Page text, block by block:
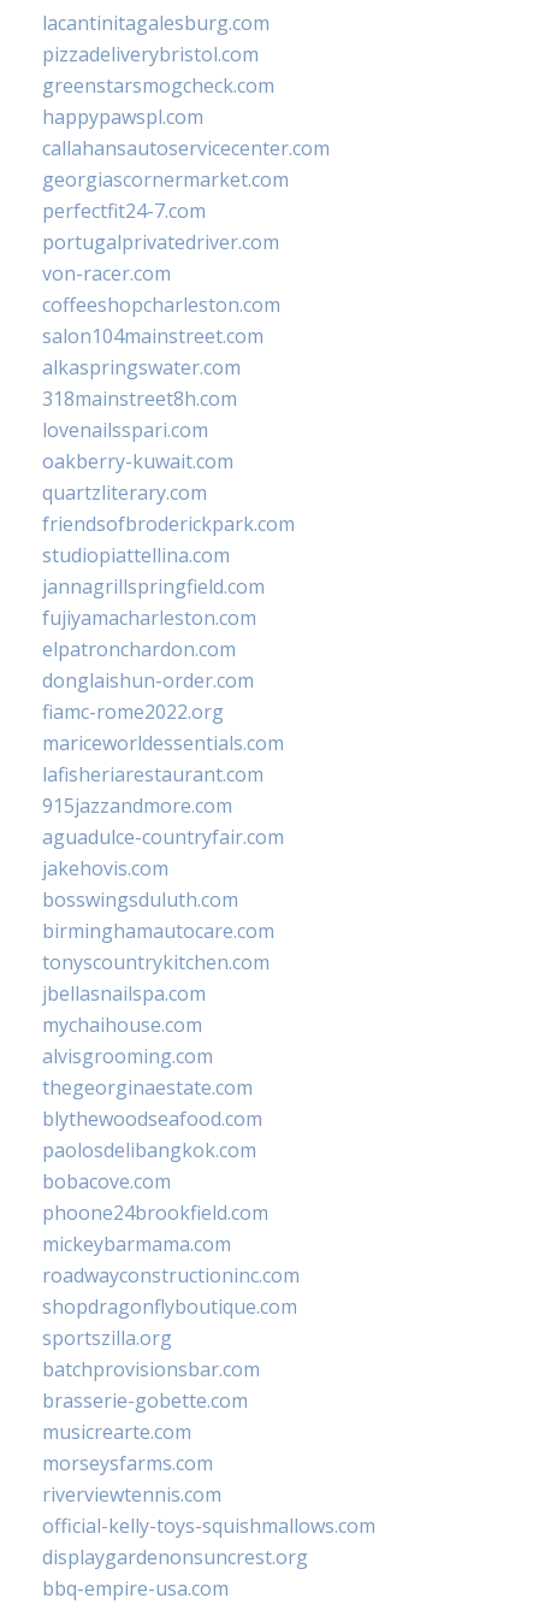
lacantinitagalesburg.com
pizzadeliverybristol.com
greenstarsmogcheck.com
happypawspl.com
callahansautoservicecenter.com
georgiascornermarket.com
perfectfit24-7.com
portugalprivatedriver.com
von-racer.com
coffeeshopcharleston.com
salon104mainstreet.com
alkaspringswater.com
318mainstreet8h.com
lovenailsspari.com
oakberry-kuwait.com
quartzliterary.com
friendsofbroderickpark.com
studiopiattellina.com
jannagrillspringfield.com
fujiyamacharleston.com
elpatronchardon.com
donglaishun-order.com
fiamc-rome2022.org
mariceworldessentials.com
lafisheriarestaurant.com
915jazzandmore.com
aguadulce-countryfair.com
jakehovis.com
bosswingsduluth.com
birminghamautocare.com
tonyscountrykitchen.com
jbellasnailspa.com
mychaihouse.com
alvisgrooming.com
thegeorginaestate.com
blythewoodseafood.com
paolosdelibangkok.com
bobacove.com
phoone24brookfield.com
mickeybarmama.com
roadwayconstructioninc.com
shopdragonflyboutique.com
sportszilla.org
batchprovisionsbar.com
brasserie-gobette.com
musicrearte.com
morseysfarms.com
riverviewtennis.com
official-kelly-toys-squishmallows.com
displaygardenonsuncrest.org
bbq-empire-usa.com